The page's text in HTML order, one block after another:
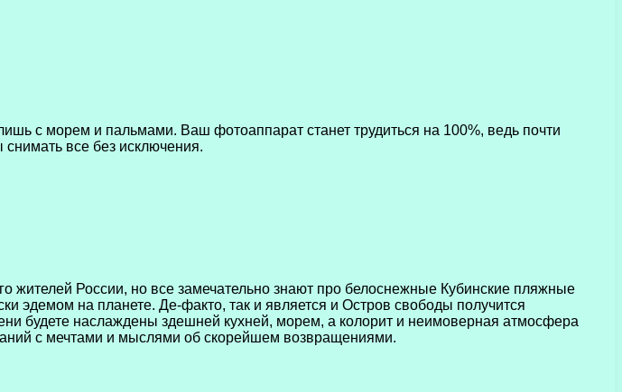
с морем и пальмами. Ваш фотоаппарат станет трудиться на 100%, ведь почти
снимать все без исключения.
жителей России, но все замечательно знают про белоснежные Кубинские пляжные
эдемом на планете. Де-факто, так и является и Остров свободы получится
будете наслаждены здешней кухней, морем, а колорит и неимоверная атмосфера
с мечтами и мыслями об скорейшем возвращениями.